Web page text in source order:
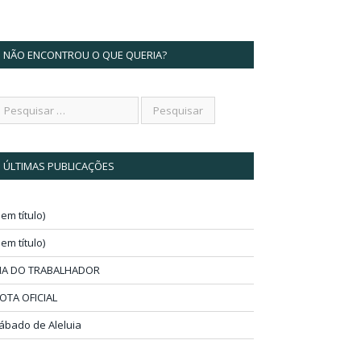
NÃO ENCONTROU O QUE QUERIA?
ÚLTIMAS PUBLICAÇÕES
título)
título)
DO TRABALHADOR
OFICIAL
de Aleluia